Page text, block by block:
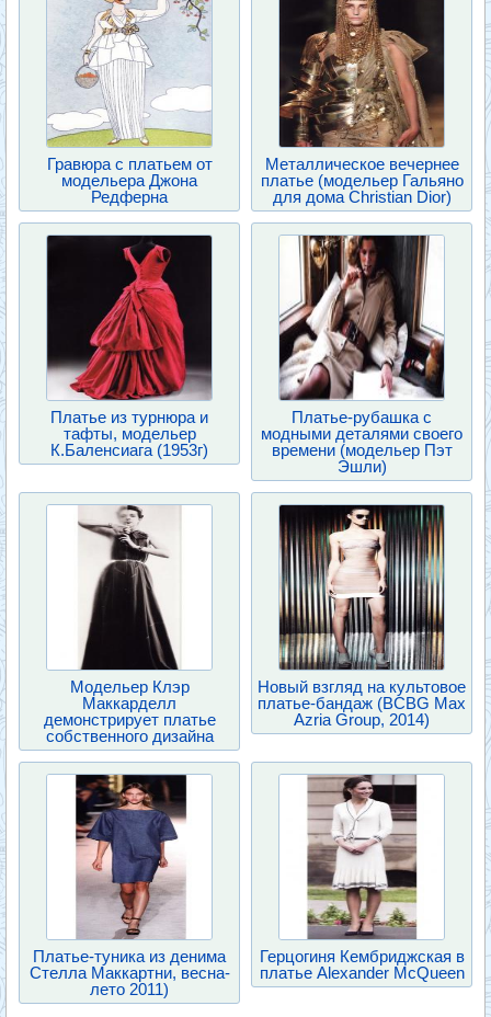
Гравюра с платьем от
модельера Джона
Редферна
Металлическое вечернее
платье (модельер Гальяно
для дома Christian Dior)
Платье из турнюра и
тафты, модельер
К.Баленсиага (1953г)
Платье-рубашка с
модными деталями своего
времени (модельер Пэт
Эшли)
Модельер Клэр
Маккарделл
демонстрирует платье
собственного дизайна
Новый взгляд на культовое
платье-бандаж (BCBG Мах
Azria Group, 2014)
Платье-туника из денима
Стелла Маккартни, весна-
лето 2011)
Герцогиня Кембриджская в
платье Alexander McQueen